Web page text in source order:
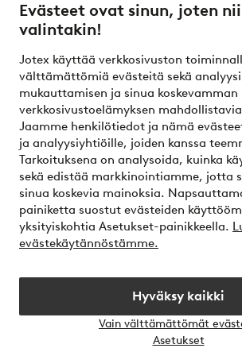
Evästeet ovat sinun, joten
valintakin!
Jotex käyttää verkkosivuston
välttämättömiä evästeitä sekä
mukauttamisen ja sinua koskevamman
verkkosivustoelämyksen
Jaamme henkilötiedot ja nämä
ja analyysiyhtiöille, joiden kanssa
Tarkoituksena on analysoida, kuinka
sekä edistää markkinointiamme, jotta
sinua koskevia mainoksia.
painiketta suostut evästeiden
yksityiskohtia Asetukset-painikkeella.
evästekäytännöstämme.
Hyväksy kaikki
Vain välttämättömät
Asetukset
Ehdot
Ystävät
Turvalliset maksut – maksa nyt
Haluatko tietää lisää
elpy